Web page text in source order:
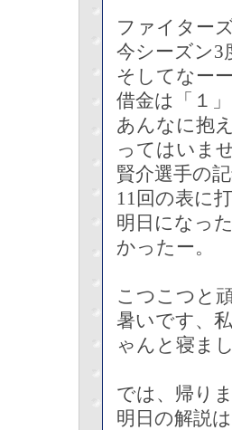
ファイター
今シーズン3
そしてなー
借金は「１
あんなに抱
ってはいま
賢介選手の
11回の表に
明日になっ
かったー。
こつこつと
暑いです、
ゃんと寝ま
では、帰り
明日の解説